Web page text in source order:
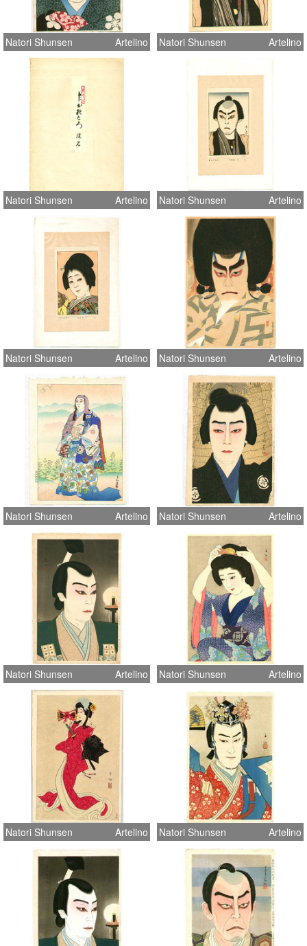
Natori Shunsen Artelino Natori Shunsen Artelino
Natori Shunsen Artelino Natori Shunsen Artelino
Natori Shunsen Artelino Natori Shunsen Artelino
Natori Shunsen Artelino Natori Shunsen Artelino
Natori Shunsen Artelino Natori Shunsen Artelino
Natori Shunsen Artelino Natori Shunsen Artelino